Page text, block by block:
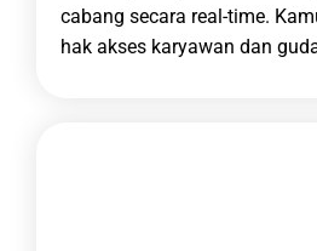
cabang secara real-time.
hak akses karyawan dan